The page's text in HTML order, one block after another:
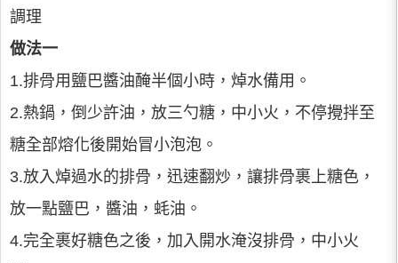
調理
做法一
1.排骨用鹽巴醬油醃半個小時，焯水備用。
2.熱鍋，倒少許油，放三勺糖，中小火，不停攪拌至
糖全部熔化後開始冒小泡泡。
3.放入焯過水的排骨，迅速翻炒，讓排骨裹上糖色，
放一點鹽巴，醬油，蚝油。
4.完全裹好糖色之後，加入開水淹沒排骨，中小火